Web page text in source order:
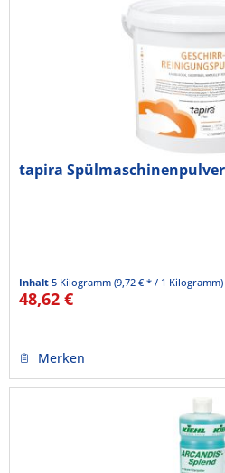
tapira Spülmaschinenpulver
Inhalt5 Kilogramm(9,72 € * / 1 Kilogramm)
48,62 €
Merken